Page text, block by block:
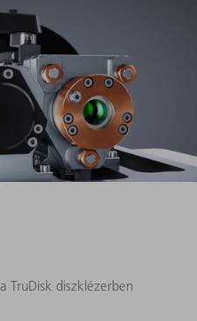
TruDisk diszklézerben